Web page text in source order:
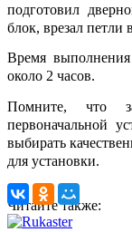
подготовил
блок, врезал петли
Время
около 2 часов.
Помните, что
первоначальной
выбирать
для установки.
Читайте также: